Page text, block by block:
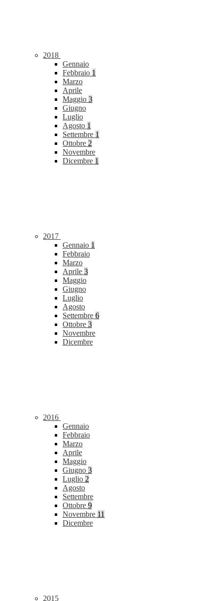
2018
Gennaio
Febbraio 1
Marzo
Aprile
Maggio 3
Giugno
Luglio
Agosto 1
Settembre 1
Ottobre 2
Novembre
Dicembre 1
2017
Gennaio 1
Febbraio
Marzo
Aprile 3
Maggio
Giugno
Luglio
Agosto
Settembre 6
Ottobre 3
Novembre
Dicembre
2016
Gennaio
Febbraio
Marzo
Aprile
Maggio
Giugno 3
Luglio 2
Agosto
Settembre
Ottobre 9
Novembre 11
Dicembre
2015